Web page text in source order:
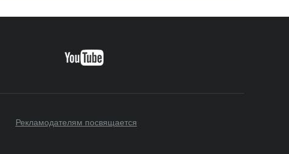
Рекламодателям посвящается